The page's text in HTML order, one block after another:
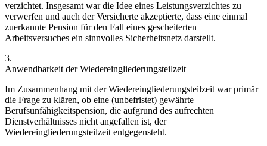
verzichtet. Insgesamt war die Idee eines Leistungsverzichtes zu
verwerfen und auch der Versicherte akzeptierte, dass eine einmal
zuerkannte Pension für den Fall eines gescheiterten
Arbeitsversuches ein sinnvolles Sicherheitsnetz darstellt.
3.
Anwendbarkeit der Wiedereingliederungsteilzeit
Im Zusammenhang mit der Wiedereingliederungsteilzeit war primär
die Frage zu klären, ob eine (unbefristet) gewährte
Berufsunfähigkeitspension, die aufgrund des aufrechten
Dienstverhältnisses nicht angefallen ist, der
Wiedereingliederungsteilzeit entgegensteht.